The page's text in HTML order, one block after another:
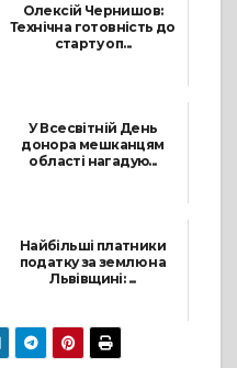
Олексій Чернишов:
Технічна готовність до
старту оп...
У Всесвітній День
донора мешканцям
області нагадую...
Найбільші платники
податку за землю на
Львівщині: ...
22 Жовтня, 2021